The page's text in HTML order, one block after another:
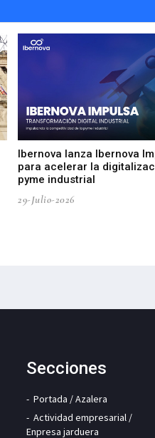
Ibernova lanza Ibernova
para acelerar la
pyme industrial
29-Julio-2026
Secciones
Portada / Azalera
Actividad empresarial /
Enpresa jarduera